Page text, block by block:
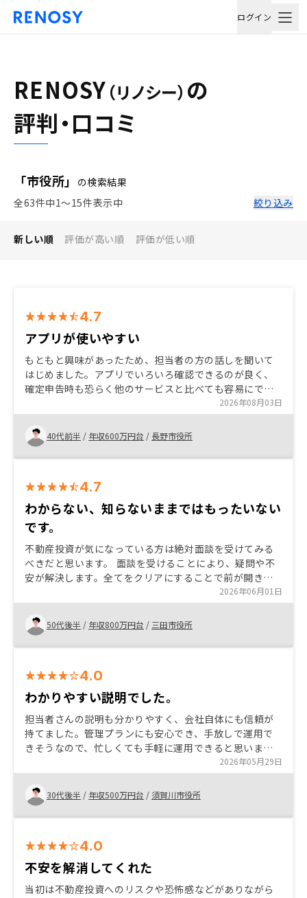
ログイン
RENOSY （リノシー） の
評判・口コミ
「市役所」
の検索結果
全63件中1〜15件表示中
絞り込み
新しい順 評価が高い順 評価が低い順
4.7
アプリが使いやすい
もともと興味があったため、担当者の方の話しを聞いて
はじめました。アプリでいろいろ確認できるのが良く、
確定申告時も恐らく他のサービスと比べても容易にでき
たのではないかと思います。難しいところだとは思いま
すが、契約してから管理費や修繕積立金がすぐに値上が
ったのは残念でした。
2026年08月03日
40代前半 / 年収600万円台 / 長野市役所
4.7
わからない、知らないままではもったいない
です。
不動産投資が気になっている方は絶対面談を受けてみる
べきだと思います。 面談を受けることにより、疑問や不
安が解決します。全てをクリアにすることで前が開きま
す。 ただ最後にやるかやらないかはあなた次第です。 特
にありません。
2026年06月01日
50代後半 / 年収800万円台 / 三田市役所
4.0
わかりやすい説明でした。
担当者さんの説明も分かりやすく、会社自体にも信頼が
持てました。管理プランにも安心でき、手放しで運用で
きそうなので、忙しくても手軽に運用できると思いまし
た。 まだこれから運用が始まるので、何とも言えません
が、楽しみながら投資をしていきたいと思います。
2026年05月29日
30代後半 / 年収500万円台 / 須賀川市役所
4.0
不安を解消してくれた
当初は不動産投資へのリスクや恐怖感などがありながら